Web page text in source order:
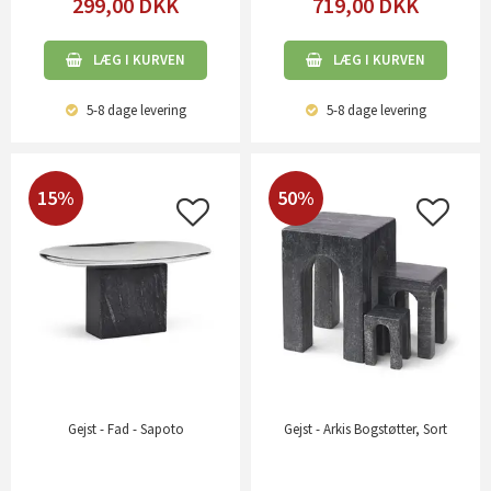
LÆG I KURVEN
5-8 dagelevering
LÆG I KURVEN
5-8 dagelevering
15%
Gejst - Fad - Sapoto
50%
Gejst - Arkis Bogstøtter, Sort